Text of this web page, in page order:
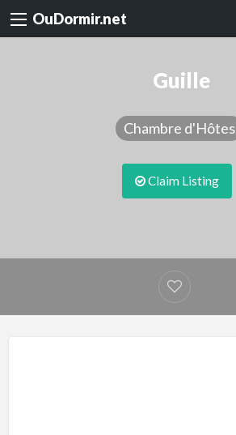
OuDormir.net
Guille
Chambre d'Hôtes
Claim Listing